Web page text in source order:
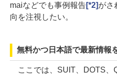
maiなどでも事例報告[*2]がさ
向を注視したい。
無料かつ日本語で最新情報
ここでは、SUIT、DOTS、